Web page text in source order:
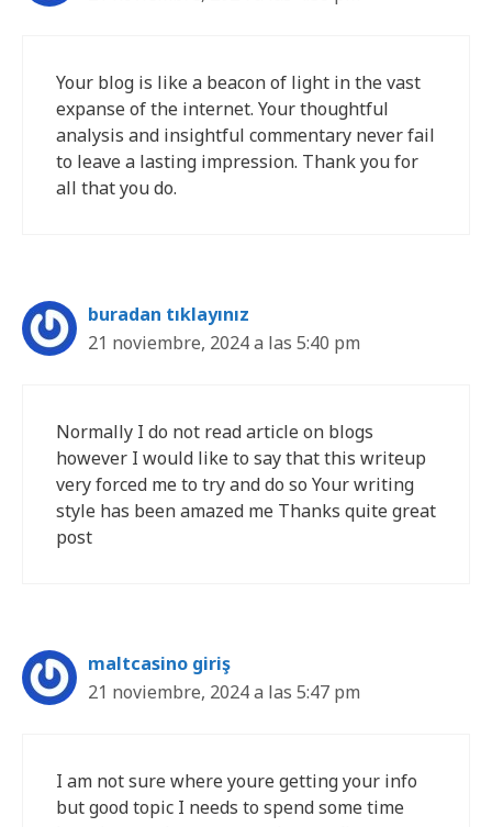
Your blog is like a beacon of light in the vast
expanse of the internet. Your thoughtful
analysis and insightful commentary never fail
to leave a lasting impression. Thank you for
all that you do.
buradan tıklayınız
21 noviembre, 2024 a las 5:40 pm
Normally I do not read article on blogs
however I would like to say that this writeup
very forced me to try and do so Your writing
style has been amazed me Thanks quite great
post
maltcasino giriş
21 noviembre, 2024 a las 5:47 pm
I am not sure where youre getting your info
but good topic I needs to spend some time